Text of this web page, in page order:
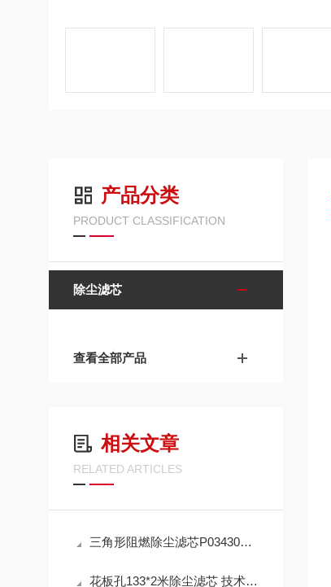
产品分类
PRODUCT CLASSIFICATION
除尘滤芯
查看全部产品
相关文章
RELATED ARTICLES
三角形阻燃除尘滤芯P034303 工作原理
花板孔133*2米除尘滤芯 技术参数